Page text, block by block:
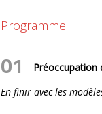
Programme
01
Préoccupation
En finir avec les